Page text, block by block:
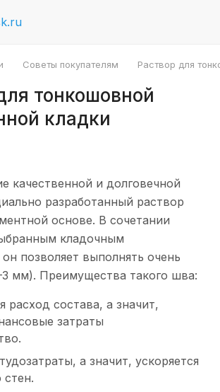
Советы покупателям Раствор для
тонкошовной
кладки
качественной и долговечной
разработанный раствор
основе. В сочетании
кладочным
позволяет выполнять очень
мм). Преимущества такого шва:
расход состава, а значит,
затраты
а значит, ускоряется
стен.